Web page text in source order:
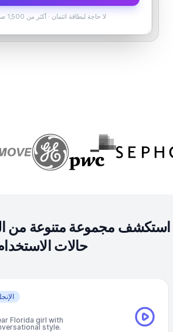
لا حاجة لبطاقة ائتمان ·أكثر من 1,500 صوت متاح
استكشف مجموعة متنوعة من
حالات
Florida girl with
style.